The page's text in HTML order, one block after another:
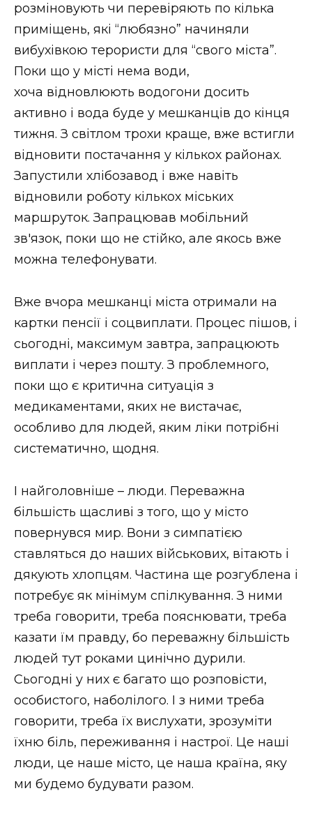
розміновують чи перевіряють по кілька
приміщень, які “любязно” начиняли
вибухівкою терористи для “свого міста”.
Поки що у місті нема води,
хоча відновлюють водогони досить
активно і вода буде у мешканців до кінця
тижня. З світлом трохи краще, вже встигли
відновити постачання у кількох районах.
Запустили хлібозавод і вже навіть
відновили роботу кількох міських
маршруток. Запрацював мобільний
зв'язок, поки що не стійко, але якось вже
можна телефонувати.
Вже вчора мешканці міста отримали на
картки пенсії і соцвиплати. Процес пішов, і
сьогодні, максимум завтра, запрацюють
виплати і через пошту. З проблемного,
поки що є критична ситуація з
медикаментами, яких не вистачає,
особливо для людей, яким ліки потрібні
систематично, щодня.
І найголовніше – люди. Переважна
більшість щасливі з того, що у місто
повернувся мир. Вони з симпатією
ставляться до наших військових, вітають і
дякують хлопцям. Частина ще розгублена і
потребує як мінімум спілкування. З ними
треба говорити, треба пояснювати, треба
казати їм правду, бо переважну більшість
людей тут роками цинічно дурили.
Сьогодні у них є багато що розповісти,
особистого, наболілого. І з ними треба
говорити, треба їх вислухати, зрозуміти
їхню біль, переживання і настрої. Це наші
люди, це наше місто, це наша країна, яку
ми будемо будувати разом.